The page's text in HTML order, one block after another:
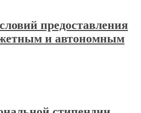
предоставления
и автономным